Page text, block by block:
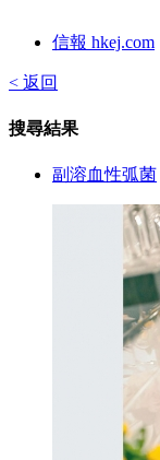
信報 hkej.com
< 返回
搜尋結果
副溶血性弧菌